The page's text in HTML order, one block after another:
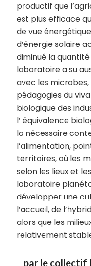
productif que
est plus efficace
de vue
d’énergie solaire
diminué la
laboratoire a su
avec les
pédagogies du
biologique des
l’ équivalence
la nécessaire
l’alimentation,
territoires, où les
selon les lieux et
laboratoire
développer une
l’accueil, de
alors que les
relativement
par le collectif